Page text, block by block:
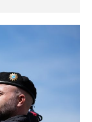
του ιού
Θ.